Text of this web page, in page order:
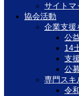
サイトマ
協会活動
企業支援
公
14
支
公
専門スキ
令